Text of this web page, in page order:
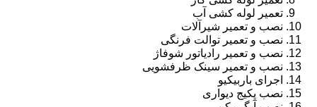
تعمیر لوله کشی آب
نصب و تعمیر شیرآلات
نصب و تعمیر توالت فرنگی
نصب و تعمیر رادیاتور شوفاژ
نصب و تعمیر سینک ظرفشویی
اجرای باربیکیو
نصب پکیج دیواری